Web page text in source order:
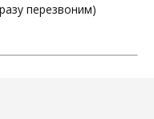
перезвоним)